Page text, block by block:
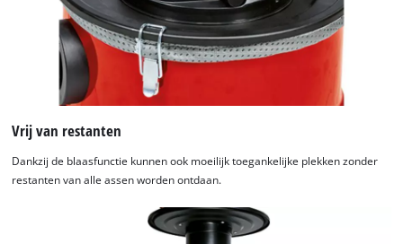
Vrij van restanten
Dankzij de blaasfunctie kunnen ook moeilijk toegankelijke plekken zonder
restanten van alle assen worden ontdaan.